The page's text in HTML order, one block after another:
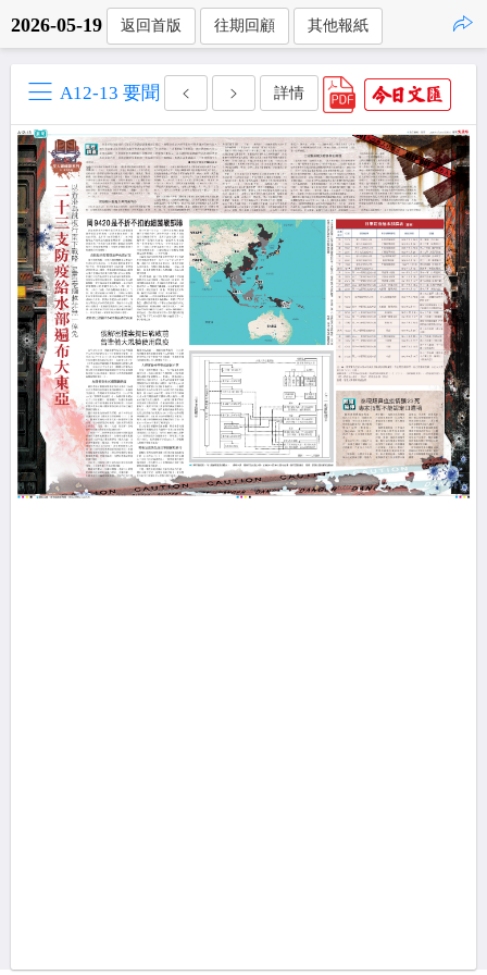
2026-05-19 返回首版 往期回顧 其他報紙
A12-13 要聞 詳情